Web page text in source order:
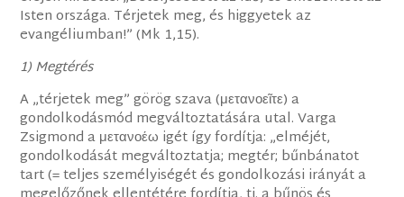
Isten országa. Térjetek meg, és higgyetek az
evangéliumban!” (Mk 1,15).
1) Megtérés
A „térjetek meg” görög szava (μετανοεῖτε) a
gondolkodásmód megváltoztatására utal. Varga
Zsigmond a μετανοέω igét így fordítja: „elméjét,
gondolkodását megváltoztatja; megtér; bűnbánatot
tart (= teljes személyiségét és gondolkozási irányát a